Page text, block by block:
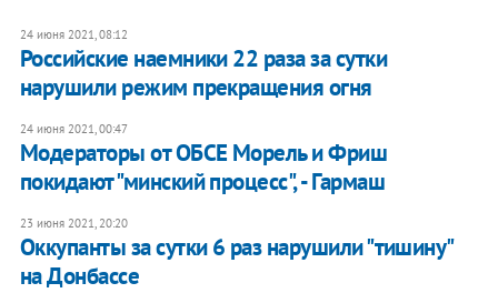
24 июня 2021, 08:12
​Российские наемники 22 раза за сутки
нарушили режим прекращения огня
24 июня 2021, 00:47
Модераторы от ОБСЕ Морель и Фриш
покидают "минский процесс", - Гармаш
23 июня 2021, 20:20
Оккупанты за сутки 6 раз нарушили "тишину"
на Донбассе